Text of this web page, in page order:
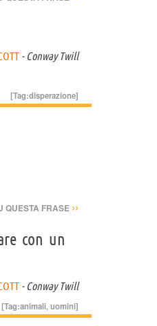
- Conway Twill
[Tag:disperazione]
QUESTA FRASE ››
con un
- Conway Twill
[Tag:animali,uomini]